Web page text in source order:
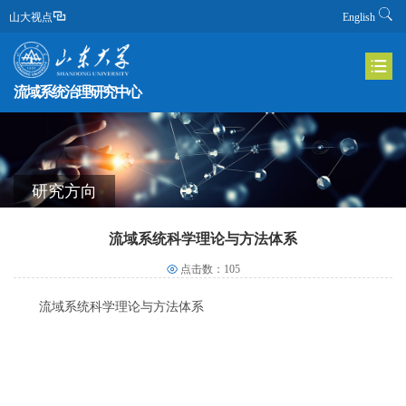
English
山大视点
流域系统治理研究中心
研究方向
流域系统科学理论与方法体系
点击数： 105
流域系统科学理论与方法体系